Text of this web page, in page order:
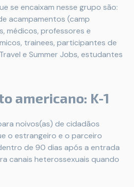
se encaixam nesse grupo são:
acampamentos (camp
médicos, professores e
trainees, participantes de
e Summer Jobs, estudantes
americano: K-1
noivos(as) de cidadãos
o estrangeiro e o parceiro
de 90 dias após a entrada
canais heterossexuais quando